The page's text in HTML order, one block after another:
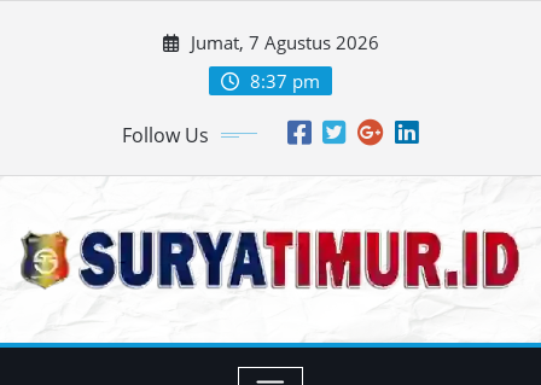
Jumat, 7 Agustus 2026
8:37 pm
Follow Us